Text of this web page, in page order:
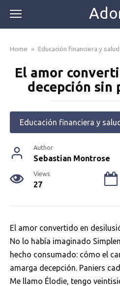
content
Home » Educación financiera y salud
El amor
decepción sin
Educación financiera y salud
Author
Sebastian Montrose
Views
27
El amor convertido en
No lo había imaginado
hecho consumado: cómo el
amarga decepción. Paniers
Me llamo Élodie, tengo